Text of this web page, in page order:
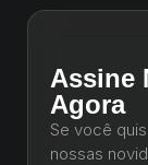
Assine
Agora
Se você
nossas